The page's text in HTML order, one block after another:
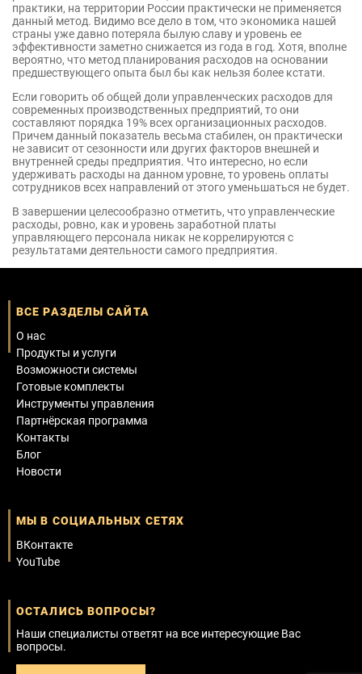
практики, на территории России практически не применяется
данный метод. Видимо все дело в том, что экономика нашей
страны уже давно потеряла былую славу и уровень ее
эффективности заметно снижается из года в год. Хотя, вполне
вероятно, что метод планирования расходов на основании
предшествующего опыта был бы как нельзя более кстати.
Если говорить об общей доли управленческих расходов для
современных производственных предприятий, то они
составляют порядка 19% всех организационных расходов.
Причем данный показатель весьма стабилен, он практически
не зависит от сезонности или других факторов внешней и
внутренней среды предприятия. Что интересно, но если
удерживать расходы на данном уровне, то уровень оплаты
сотрудников всех направлений от этого уменьшаться не будет.
В завершении целесообразно отметить, что управленческие
расходы, ровно, как и уровень заработной платы
управляющего персонала никак не коррелируются с
результатами деятельности самого предприятия.
ВСЕ РАЗДЕЛЫ САЙТА
О нас
Продукты и услуги
Возможности системы
Готовые комплекты
Инструменты управления
Партнёрская программа
Контакты
Блог
Новости
МЫ В СОЦИАЛЬНЫХ СЕТЯХ
ВКонтакте
YouTube
ОСТАЛИСЬ ВОПРОСЫ?
Наши специалисты ответят на все интересующие Вас
вопросы.